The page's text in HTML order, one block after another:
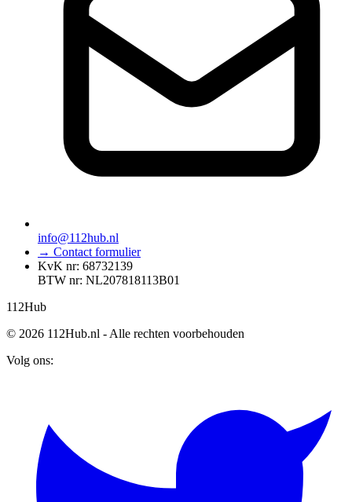
info@112hub.nl
→ Contact formulier
KvK nr: 68732139
BTW nr: NL207818113B01
112Hub
© 2026 112Hub.nl - Alle rechten voorbehouden
Volg ons: